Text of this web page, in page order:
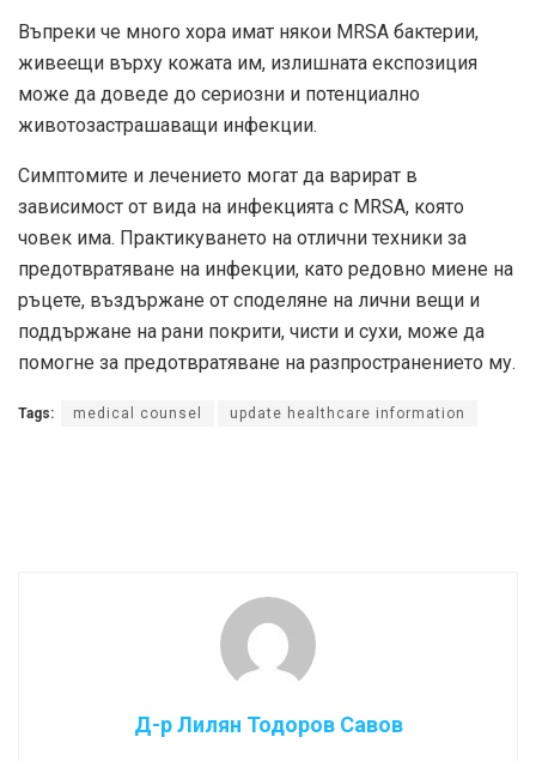
Въпреки че много хора имат някои MRSA бактерии,
живеещи върху кожата им, излишната експозиция
може да доведе до сериозни и потенциално
животозастрашаващи инфекции.
Симптомите и лечението могат да варират в
зависимост от вида на инфекцията с MRSA, която
човек има. Практикуването на отлични техники за
предотвратяване на инфекции, като редовно миене на
ръцете, въздържане от споделяне на лични вещи и
поддържане на рани покрити, чисти и сухи, може да
помогне за предотвратяване на разпространението му.
Tags: medical counsel update healthcare information
Д-р Лилян Тодоров Савов